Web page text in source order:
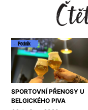
SPORTOVNÍ PŘENOSY U
BELGICKÉHO PIVA